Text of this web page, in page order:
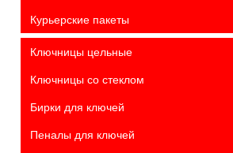
Курьерские пакеты
Ключницы цельные
Ключницы со стеклом
Бирки для ключей
Пеналы для ключей